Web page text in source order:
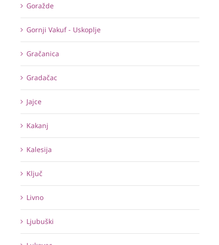
Goražde
Gornji Vakuf - Uskoplje
Gračanica
Gradačac
Jajce
Kakanj
Kalesija
Ključ
Livno
Ljubuški